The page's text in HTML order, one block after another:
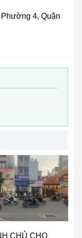
4, Quận
CHỦ CHO